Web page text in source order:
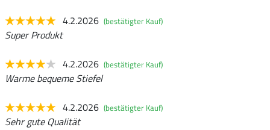
4.2.2026 (bestätigter Kauf)
Super Produkt
4.2.2026 (bestätigter Kauf)
Warme bequeme Stiefel
4.2.2026 (bestätigter Kauf)
Sehr gute Qualität